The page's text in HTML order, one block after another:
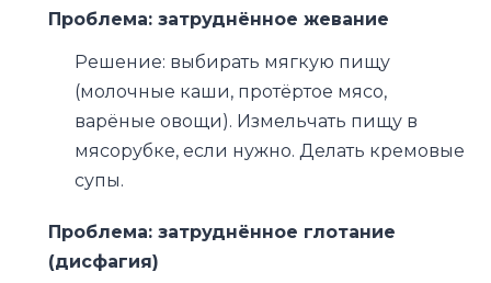
Проблема: затруднённое жевание
Решение: выбирать мягкую пищу
(молочные каши, протёртое мясо,
варёные овощи). Измельчать пищу в
мясорубке, если нужно. Делать кремовые
супы.
Проблема: затруднённое глотание
(дисфагия)